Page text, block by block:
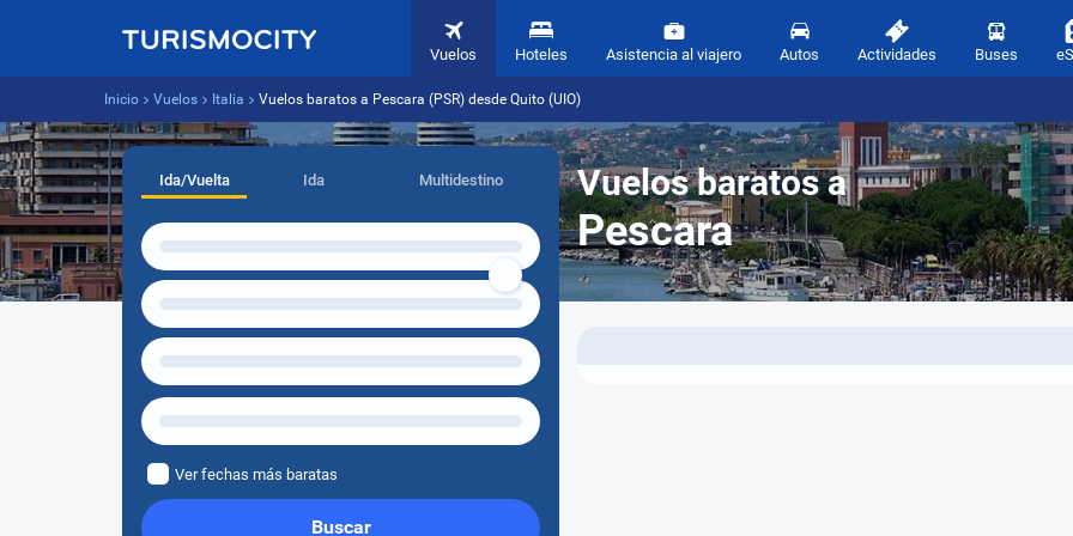
Vuelos Hoteles Asistencia al viajero Autos Actividades Buses
Inicio Vuelos Italia Vuelos baratos a Pescara (PSR) desde Quito (UIO)
Vuelos baratos a
Pescara
Ida/Vuelta Ida Multidestino
Ver fechas más baratas
Buscar